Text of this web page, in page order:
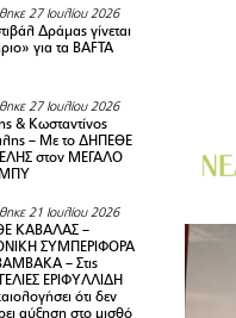
27 Ιουλίου 2026
Δράμας γίνεται
για τα BAFTA
27 Ιουλίου 2026
& Κωσταντίνος
– Με το ΔΗΠΕΘΕ
στον ΜΕΓΑΛΟ
21 Ιουλίου 2026
ΚΑΒΑΛΑΣ –
ΣΥΜΠΕΡΙΦΟΡΑ
– Στις
ΕΡΙΦΥΛΛΙΔΗ
ότι δεν
αύξηση στο μισθό